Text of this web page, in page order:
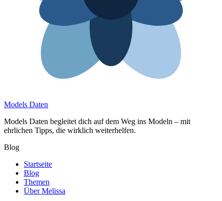
Models Daten
Models Daten begleitet dich auf dem Weg ins Modeln – mit
ehrlichen Tipps, die wirklich weiterhelfen.
Blog
Startseite
Blog
Themen
Über Melissa